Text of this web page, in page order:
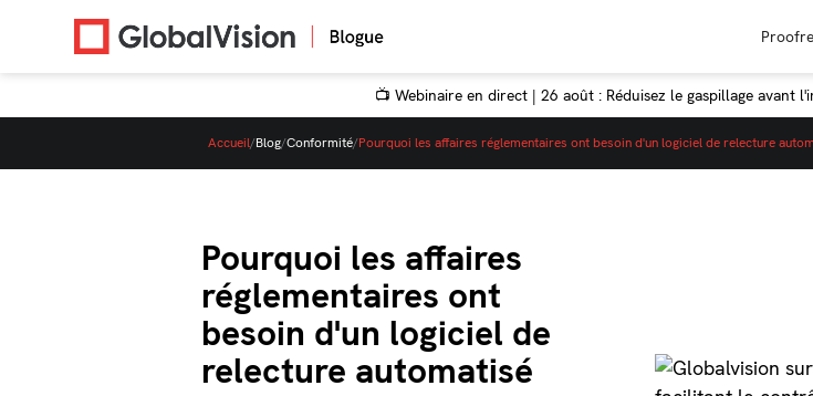
📺 Webinaire en direct | 26 août : Réduisez le gaspillage avant
Accueil/Blog/Conformité/Pourquoi les affaires réglementaires ont besoin d'un logiciel de relecture
Pourquoi les affaires
réglementaires ont
besoin d'un logiciel de
relecture automatisé